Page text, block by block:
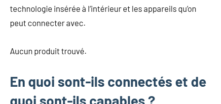
technologie insérée à l’intérieur et les appareils qu’on
peut connecter avec.
Aucun produit trouvé.
En quoi sont-ils connectés et de